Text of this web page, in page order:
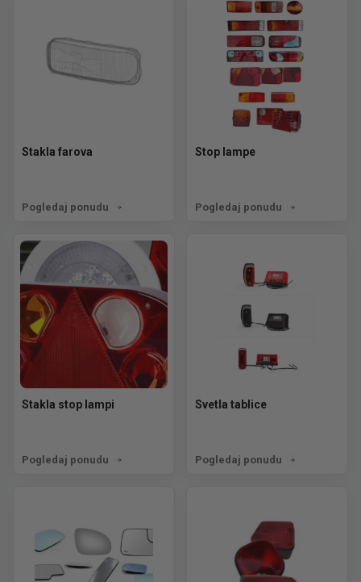
Stakla farova
Pogledaj ponudu
Stop lampe
Pogledaj ponudu
Stakla stop lampi
Pogledaj ponudu
Svetla tablice
Pogledaj ponudu